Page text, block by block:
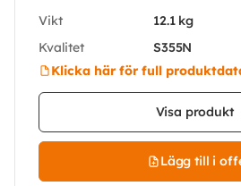
Vikt
12.1 kg
Kvalitet
S355N
Klicka här för full
Visa produkt
Lägg till i